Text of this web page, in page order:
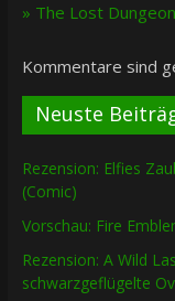
» The Lost Dungeon
Kommentare sind
Neuste
Rezension: Elfies
(Comic)
Vorschau: Fire
Rezension: A Wild
schwarzgeflügelte